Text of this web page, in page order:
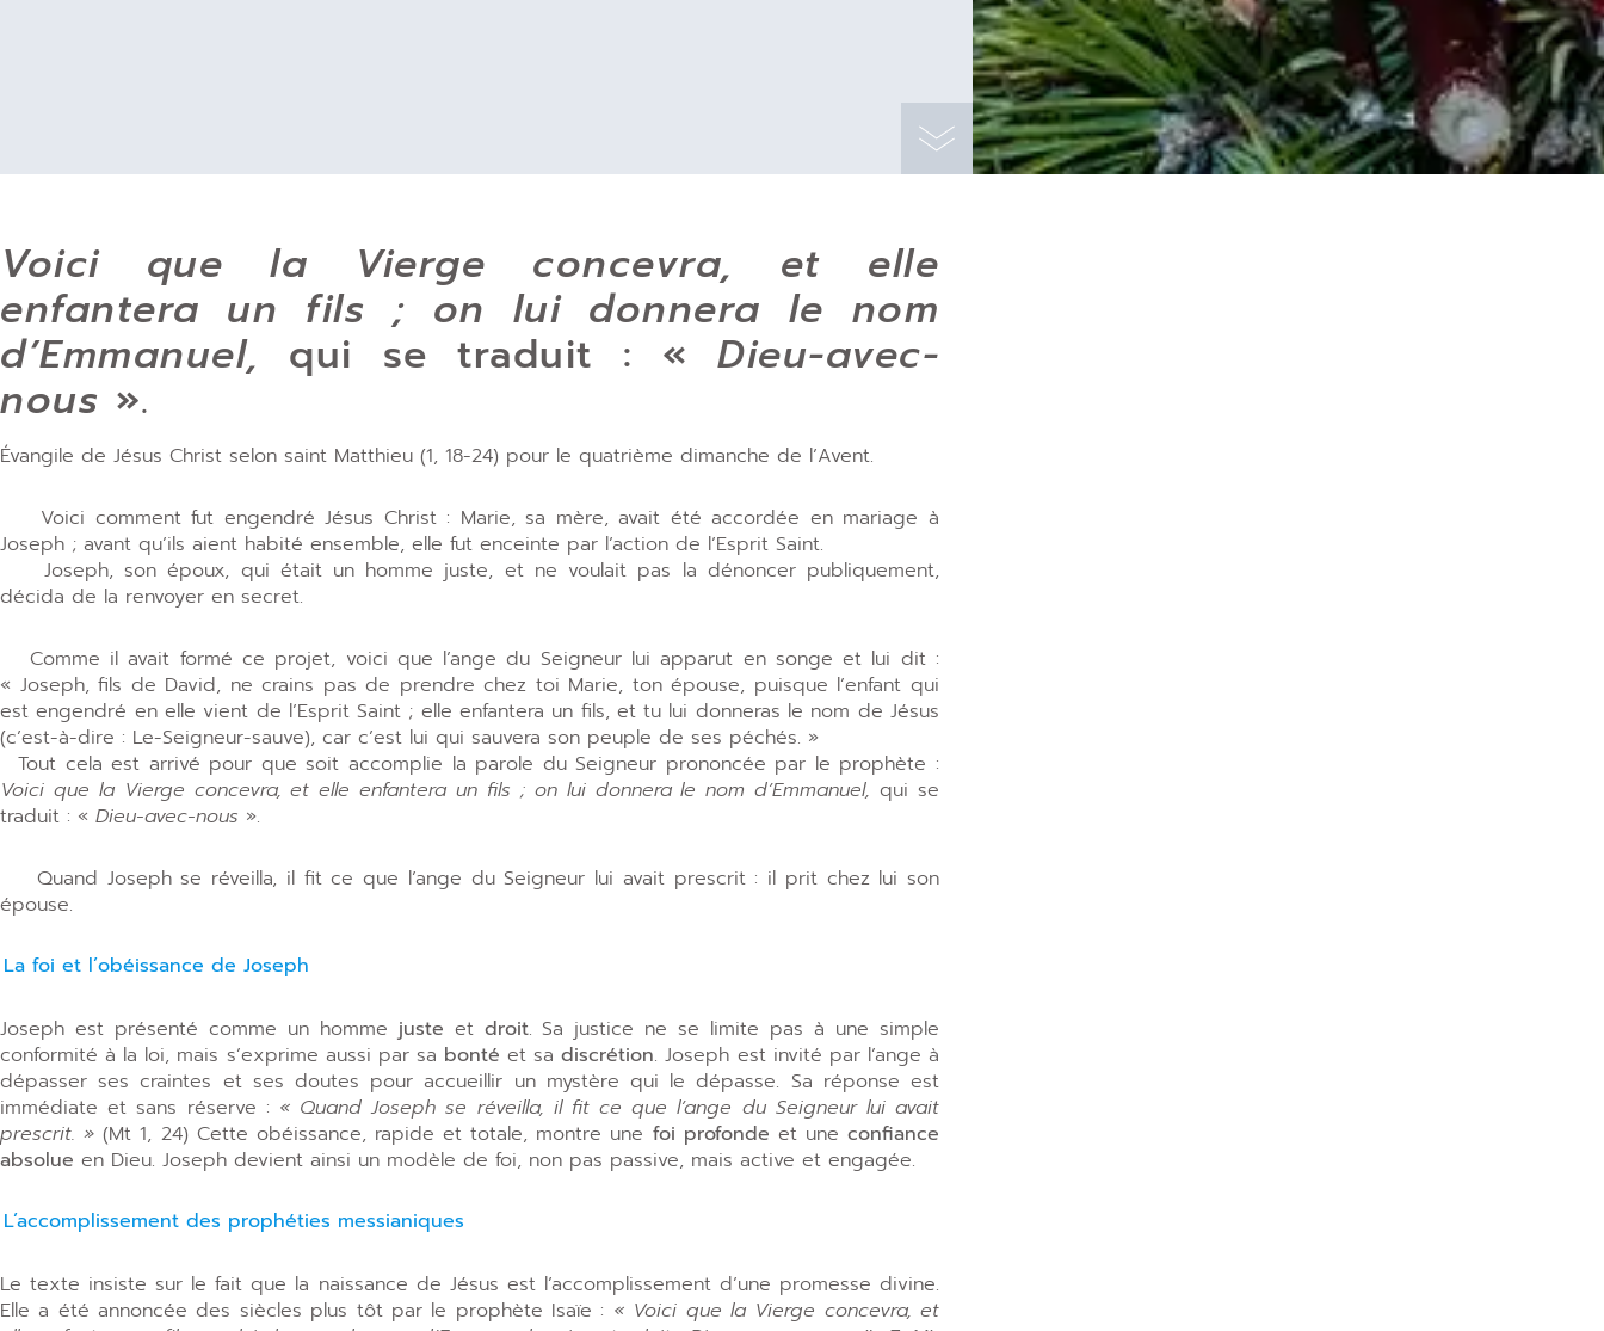
Voici que la Vierge concevra, et elle
enfantera un fils ; on lui donnera le nom
d’Emmanuel, qui se traduit : « Dieu-avec-
nous ».
Évangile de Jésus Christ selon saint Matthieu (1, 18-24) pour le quatrième dimanche de l’Avent.
Voici comment fut engendré Jésus Christ : Marie, sa mère, avait été accordée en mariage à
Joseph ; avant qu’ils aient habité ensemble, elle fut enceinte par l’action de l’Esprit Saint.
Joseph, son époux, qui était un homme juste, et ne voulait pas la dénoncer publiquement,
décida de la renvoyer en secret.
Comme il avait formé ce projet, voici que l’ange du Seigneur lui apparut en songe et lui dit :
« Joseph, fils de David, ne crains pas de prendre chez toi Marie, ton épouse, puisque l’enfant qui
est engendré en elle vient de l’Esprit Saint ; elle enfantera un fils, et tu lui donneras le nom de Jésus
(c’est-à-dire : Le-Seigneur-sauve), car c’est lui qui sauvera son peuple de ses péchés. »
Tout cela est arrivé pour que soit accomplie la parole du Seigneur prononcée par le prophète :
Voici que la Vierge concevra, et elle enfantera un fils ; on lui donnera le nom d’Emmanuel,qui se
traduit : « Dieu-avec-nous ».
Quand Joseph se réveilla, il fit ce que l’ange du Seigneur lui avait prescrit : il prit chez lui son
épouse.
La foi et l’obéissance de Joseph
Joseph est présenté comme un homme juste et droit. Sa justice ne se limite pas à une simple
conformité à la loi, mais s’exprime aussi par sa bonté et sadiscrétion. Joseph est invité par l’ange à
dépasser ses craintes et ses doutes pour accueillir un mystère qui le dépasse. Sa réponse est
immédiate et sans réserve : « Quand Joseph se réveilla, il fit ce que l’ange du Seigneur lui avait
prescrit. » (Mt 1, 24) Cette obéissance, rapide et totale, montre une foi profonde et une confiance
absolue en Dieu. Joseph devient ainsi un modèle de foi, non pas passive, mais active et engagée.
L’accomplissement des prophéties messianiques
Le texte insiste sur le fait que la naissance de Jésus est l’accomplissement d’une promesse divine.
Elle a été annoncée des siècles plus tôt par le prophète Isaïe : « Voici que la Vierge concevra, et